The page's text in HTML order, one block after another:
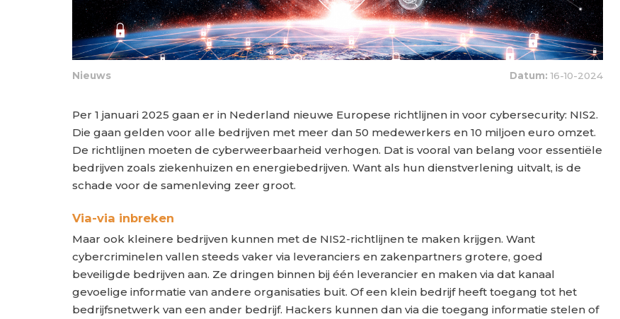
Nieuws Datum:16-10-2024
Per 1 januari 2025 gaan er in Nederland nieuwe Europese richtlijnen in voor cybersecurity: NIS2.
Die gaan gelden voor alle bedrijven met meer dan 50 medewerkers en 10 miljoen euro omzet.
De richtlijnen moeten de cyberweerbaarheid verhogen. Dat is vooral van belang voor essentiële
bedrijven zoals ziekenhuizen en energiebedrijven. Want als hun dienstverlening uitvalt, is de
schade voor de samenleving zeer groot.
Via-via inbreken
Maar ook kleinere bedrijven kunnen met de NIS2-richtlijnen te maken krijgen. Want
cybercriminelen vallen steeds vaker via leveranciers en zakenpartners grotere, goed
beveiligde bedrijven aan. Ze dringen binnen bij één leverancier en maken via dat kanaal
gevoelige informatie van andere organisaties buit. Of een klein bedrijf heeft toegang tot het
bedrijfsnetwerk van een ander bedrijf. Hackers kunnen dan via die toegang informatie stelen of